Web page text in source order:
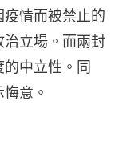
情而被禁止的
立場。而兩封
中立性。同
意。